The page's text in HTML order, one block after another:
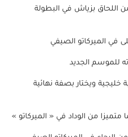
اللحاق بزياش في البطولة
في الميركاتو الصيفي
للموسم الجديد
خليجية ويختار بصفة نهائية
من الوداد في « الميركاتو »